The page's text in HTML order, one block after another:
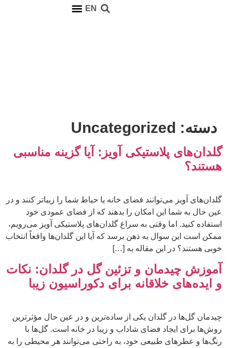
EN
دسته: Uncategorized
گلدان‌های پلاستیکی آویز: آیا گزینه مناسبی
هستند؟
گلدان‌های آویز می‌توانند فضای خانه یا حیاط شما را زیباتر کنند و در
عین حال به شما این امکان را بدهند که از فضای عمودی خود
استفاده کنید. اما وقتی به سراغ گلدان‌های پلاستیکی آویز می‌رویم،
ممکن است این سوال به ذهن برسد که آیا این گلدان‌ها واقعاً انتخاب
خوبی هستند؟ در این مقاله به […]
آموزش چیدمان و تزئین گل در گلدان: نکات
و ایده‌های خلاقانه برای دکوراسیون زیبا
چیدمان گل‌ها در گلدان یکی از ساده‌ترین و در عین حال مؤثرترین
روش‌ها برای ایجاد فضای شاداب و زیبا در خانه است. گل‌ها با
رنگ‌ها و عطرهای طبیعی خود، به راحتی می‌توانند هر محیطی را به